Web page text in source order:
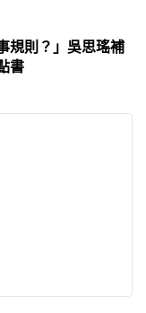
規則？」吳思瑤補
書